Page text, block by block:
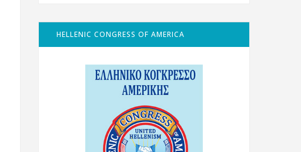
HELLENIC CONGRESS OF AMERICA